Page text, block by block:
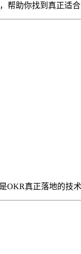
帮助你找到真正适
OKR真正落地的技